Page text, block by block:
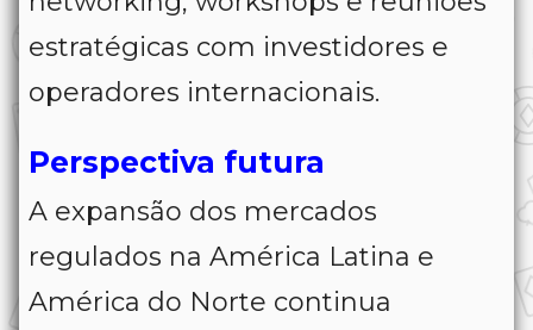
estratégicas com investidores e
operadores internacionais.
Perspectiva futura
A expansão dos mercados
regulados na América Latina e
América do Norte continua